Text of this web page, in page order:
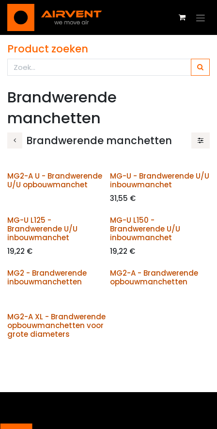
Overslaan naar inhoud
Product zoeken
Brandwerende
manchetten
Brandwerende manchetten
MG2-A U - Brandwerende
U/U opbouwmanchet
MG-U - Brandwerende U/U
inbouwmanchet
31,55 €
MG-U L125 -
Brandwerende U/U
inbouwmanchet
19,22 €
MG-U L150 -
Brandwerende U/U
inbouwmanchet
19,22 €
MG2 - Brandwerende
inbouwmanchetten
MG2-A - Brandwerende
opbouwmanchetten
MG2-A XL - Brandwerende
opbouwmanchetten voor
grote diameters